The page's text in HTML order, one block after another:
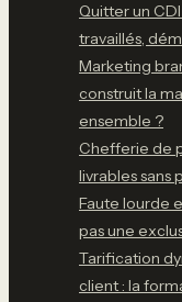
Quitter un
travaillés,
Marketing
construit la
ensemble ?
Chefferie de
livrables sans
Faute lourde
pas une
Tarification
client : la